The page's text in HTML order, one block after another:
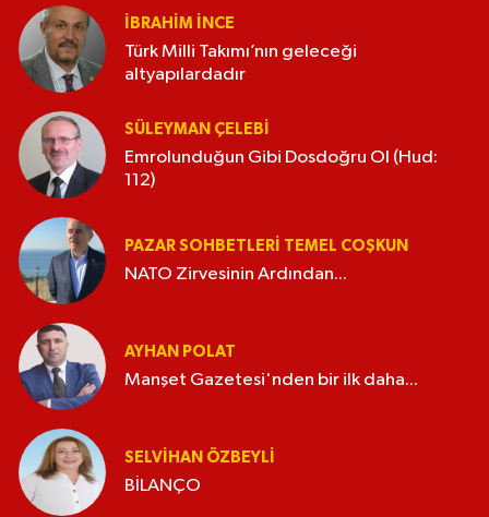
İBRAHIM İNCE
Türk Milli Takımı’nın geleceği
altyapılardadır
SÜLEYMAN ÇELEBI
Emrolunduğun Gibi Dosdoğru Ol (Hud:
112)
PAZAR SOHBETLERI TEMEL COŞKUN
NATO Zirvesinin Ardından...
AYHAN POLAT
Manşet Gazetesi'nden bir ilk daha...
SELVIHAN ÖZBEYLI
BİLANÇO